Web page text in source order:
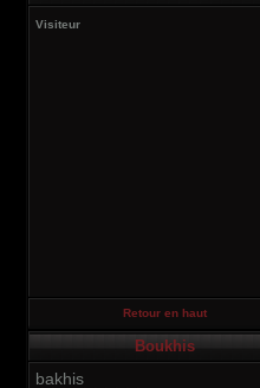
Visiteur
Retour en haut
Boukhis
bakhis